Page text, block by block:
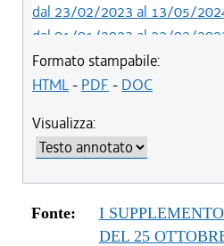
dal 23/02/2023 al 13/05/
dal 01/01/2023 al 22/02/
dal 09/08/2022 al 31/12/2022
dal 20/05/2021 al 08/08/2022
dal 01/01/2020 al 31/12/2020
dal 01/05/2019 al 31/12/2019
dal 29/03/2018 al 30/04/
dal 15/02/2018 al 28/03/2018
dal 05/01/2018 al 14/02/
Formato stampabile:
HTML- PDF - DOC
Visualizza:
Fonte:
I
DEL 25